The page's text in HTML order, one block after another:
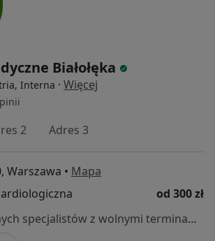
Białołęka
Interna · Więcej
2 Adres 3
Warszawa • Mapa
od 300 zł
Brak dostępnych specjalistów z wolnymi terminami w tym centrum medycznym.